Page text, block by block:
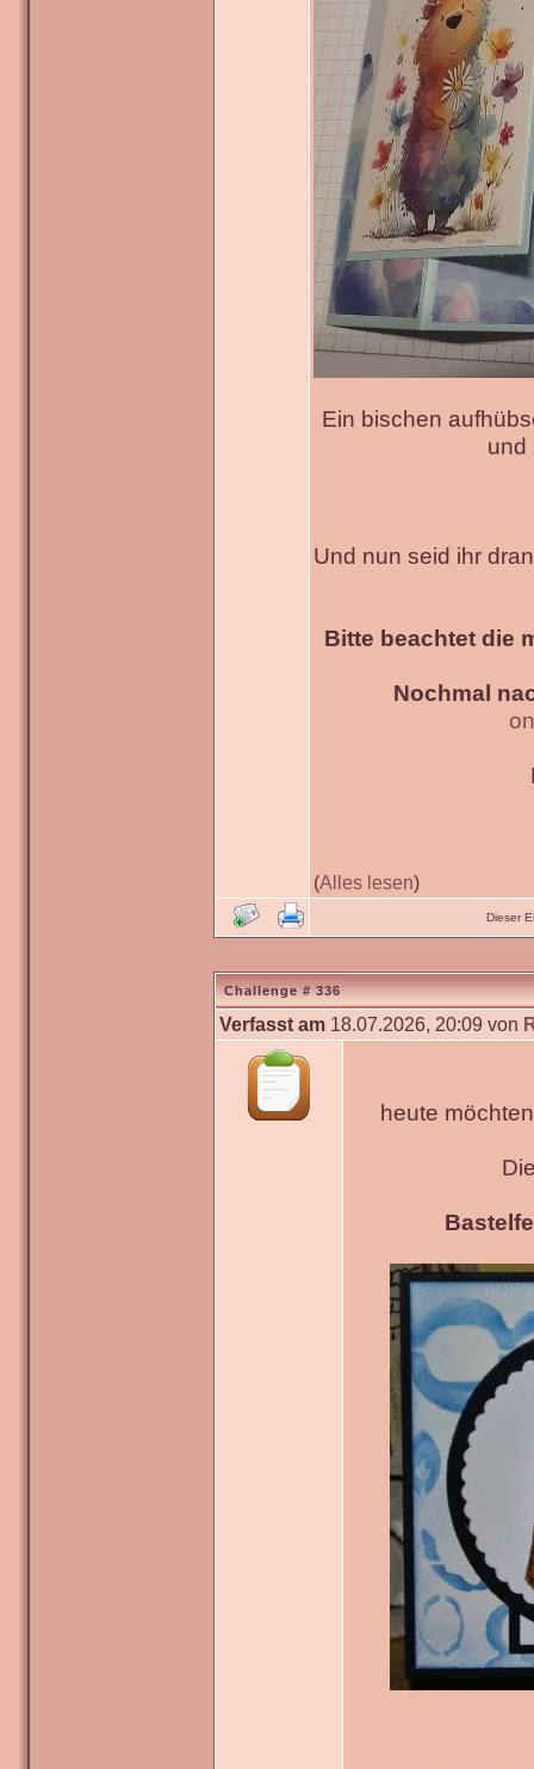
Ein bischen
und
Und nun seid ihr
Bitte beachtet die
Nochmal
(Alles lesen)
Dieser
Challenge # 336
Verfasst am 18.07.2026, 20:09 von
heute